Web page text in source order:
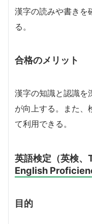
漢字の読みや書きを
る。
合格のメリット
漢字の知識と認識を
が向上する。また、
て利用できる。
英語検定（英検、
English
目的